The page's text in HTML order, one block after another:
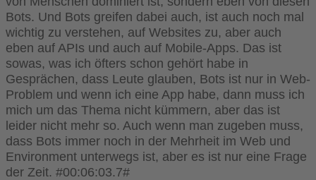
Bots. Und Bots greifen dabei auch, ist auch noch mal
wichtig zu verstehen, auf Websites zu, aber auch
eben auf APIs und auch auf Mobile-Apps. Das ist
sowas, was ich öfters schon gehört habe in
Gesprächen, dass Leute glauben, Bots ist nur in Web-
Problem und wenn ich eine App habe, dann muss ich
mich um das Thema nicht kümmern, aber das ist
leider nicht mehr so. Auch wenn man zugeben muss,
dass Bots immer noch in der Mehrheit im Web und
Environment unterwegs ist, aber es ist nur eine Frage
der Zeit. #00:06:03.7#